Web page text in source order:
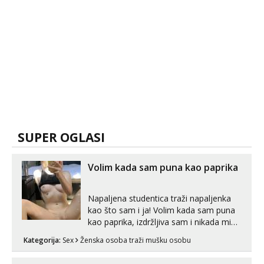
SUPER OGLASI
Volim kada sam puna kao paprika
Napaljena studentica traži napaljenka
kao što sam i ja! Volim kada sam puna
kao paprika, izdržljiva sam i nikada mi
puta dnevno bilo kad i bilo gdje zato se
Kategorija: Sex Ženska osoba traži mušku osobu